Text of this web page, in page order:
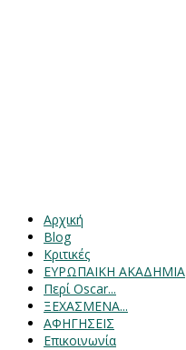
Αρχική
Blog
Κριτικές
ΕΥΡΩΠΑΙΚΗ ΑΚΑΔΗΜΙΑ
Περί Oscar...
ΞΕΧΑΣΜΕΝΑ...
ΑΦΗΓΗΣΕΙΣ
Επικοινωνία